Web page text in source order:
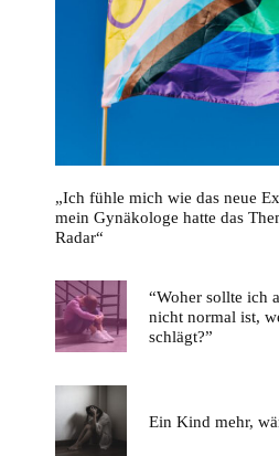
„Ich fühle mich wie das neue
mein Gynäkologe hatte das
Radar“
“Woher sollte ich
nicht normal ist,
schlägt?”
Ein Kind mehr,